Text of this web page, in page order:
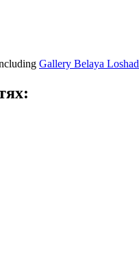
Gallery Belaya Loshad